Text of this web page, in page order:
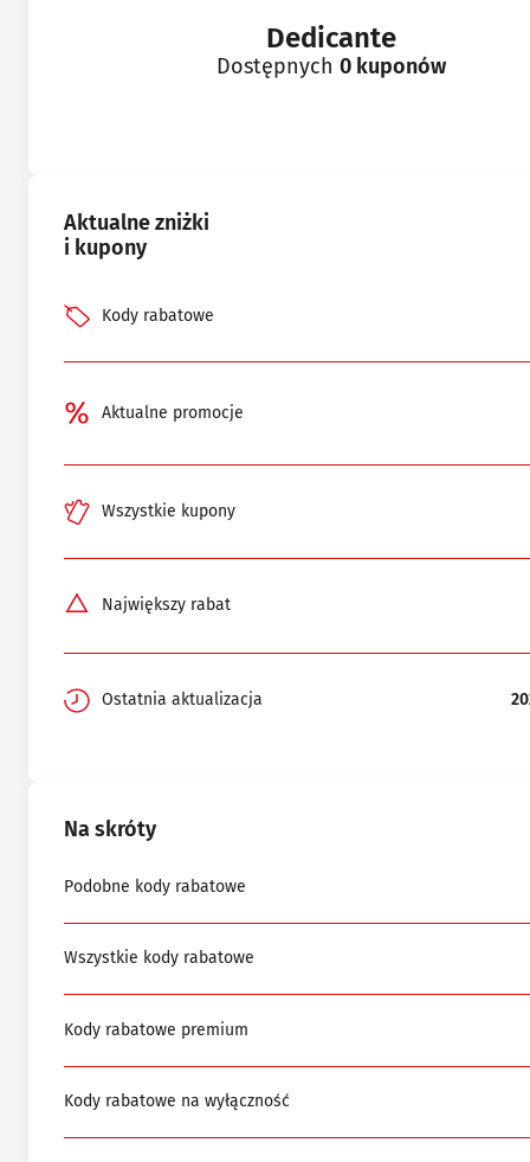
Dedicante
Dostępnych 0 kuponów
Aktualne zniżki
i kupony
Kody rabatowe
Aktualne promocje
Wszystkie kupony
Największy rabat
Ostatnia aktualizacja
Na skróty
Podobne kody rabatowe
Wszystkie kody rabatowe
Kody rabatowe premium
Kody rabatowe na wyłączność